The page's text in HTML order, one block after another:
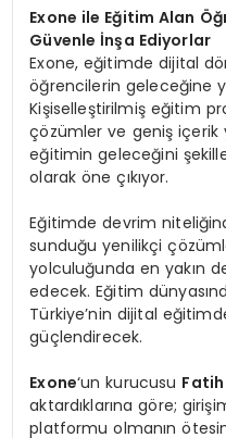
Exone ile Eğitim Alan
Güvenle İnşa Ediyorlar
Exone, eğitimde dijital
öğrencilerin geleceğine
Kişiselleştirilmiş eğitim
çözümler ve geniş içerik
eğitimin geleceğini
olarak öne çıkıyor.
Eğitimde devrim
sunduğu yenilikçi
yolculuğunda en yakın
edecek. Eğitim
Türkiye’nin dijital
güçlendirecek.
Exone‘un kurucusu Fatih
aktardıklarına göre;
platformu olmanın